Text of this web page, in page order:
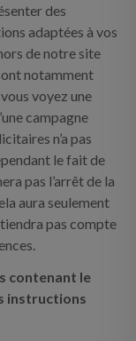
des
adaptées à vos
de notre site
notamment
voyez une
campagne
n’a pas
le fait de
pas l’arrêt de la
aura seulement
pas compte
contenant le
instructions